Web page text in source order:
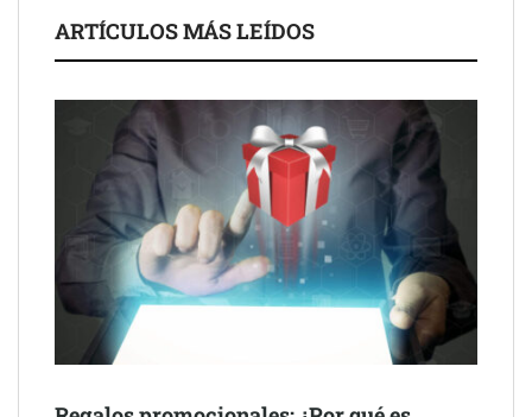
Schaeffler mejora su rentabilidad en el primer semestre de 2026
NOVA: innovación y diseño que transforman espacios de la
mano de Tormo Franquicias
ARTÍCULOS MÁS LEÍDOS